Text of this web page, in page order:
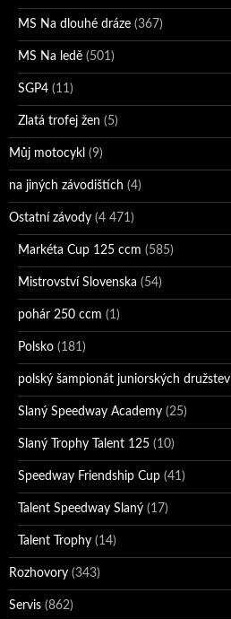
MS Na dlouhé dráze (367)
MS Na ledě (501)
SGP4 (11)
Zlatá trofej žen (5)
Můj motocykl (9)
na jiných závodištích (4)
Ostatní závody (4 471)
Markéta Cup 125 ccm (585)
Mistrovství Slovenska (54)
pohár 250 ccm (1)
Polsko (181)
polský šampionát juniorských družstev
Slaný Speedway Academy (25)
Slaný Trophy Talent 125 (10)
Speedway Friendship Cup (41)
Talent Speedway Slaný (17)
Talent Trophy (14)
Rozhovory (343)
Servis (862)